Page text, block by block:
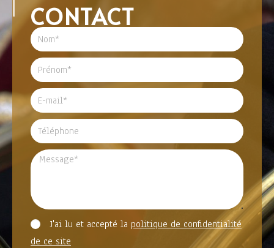
CONTACT
J'ai lu et accepté la politique de confidentialité
de ce site